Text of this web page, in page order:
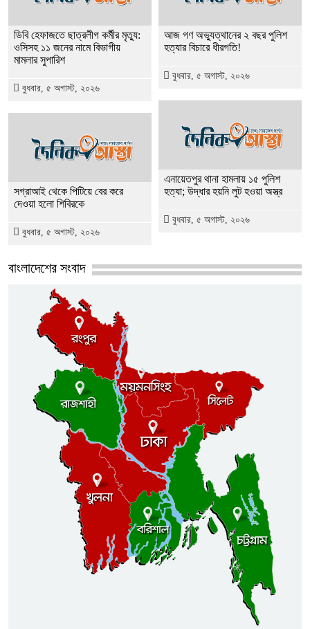
ডিবি হেফাজতে ছাত্রলীগ কর্মীর মৃত্যু:
ওসিসহ ১১ জনের নামে বিভাগীয়
মামলার সুপারিশ
বুধবার, ৫ অগাস্ট, ২০২৬
সগ্রাআই থেকে পিটিয়ে বের করে
দেওয়া হলো শিবিরকে
বুধবার, ৫ অগাস্ট, ২০২৬
আজ গণ অভ্যুত্থানের ২ বছর পুলিশ
হত্যার বিচারে ধীরগতি!
বুধবার, ৫ অগাস্ট, ২০২৬
এনায়েতপুর থানা হামলায় ১৫ পুলিশ
হত্যা; উদ্ধার হয়নি লুট হওয়া অস্ত্র
বুধবার, ৫ অগাস্ট, ২০২৬
বাংলাদেশের সংবাদ